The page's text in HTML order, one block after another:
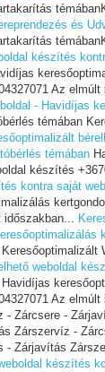
és
készítés
Az elmúlt
- Havidíjas
témában
témában
készítés
kontra saját
időszakban...
weboldal
Havidíjas
Az elmúlt
Zárcsere -
Zárszervíz -
- Zárjavítás
készítés